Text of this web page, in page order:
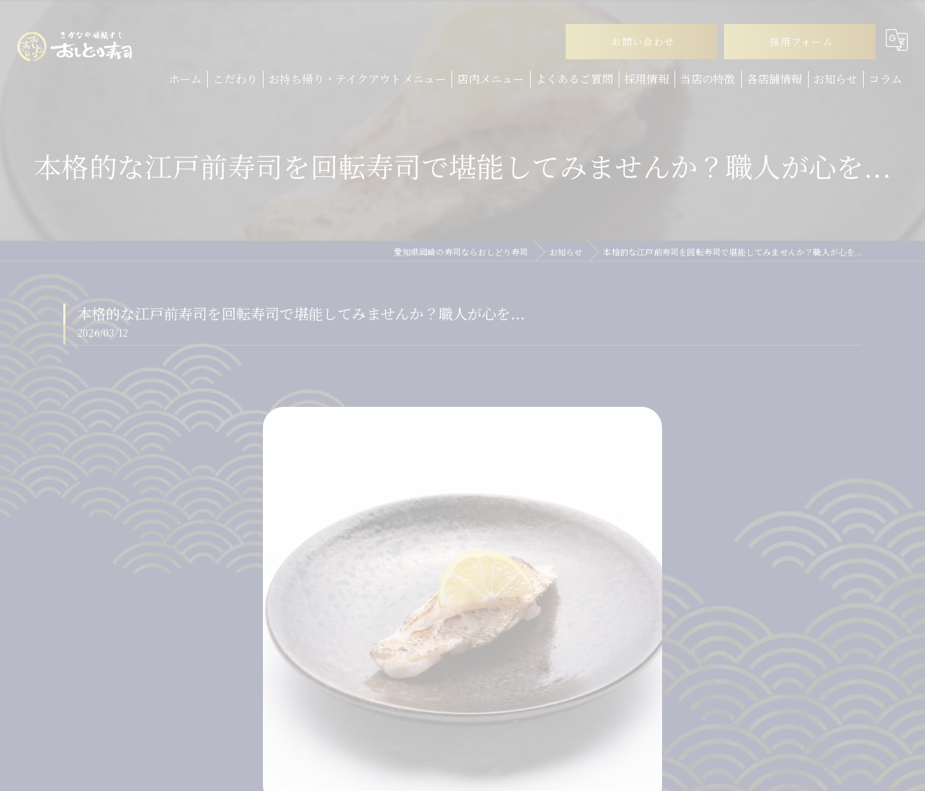
お問い合わせ 採用フォーム
ホーム こだわり お持ち帰り・テイクアウトメニュー 店内メニュー よくあるご質問 採用情報 当店の特徴
ディナー
回転寿司
各店舗情報 お知らせ コラム
本格的な江戸前寿司を回転寿司で堪能してみませんか？職人が心を...
愛知県岡崎の寿司ならおしどり寿司 お知らせ 本格的な江戸前寿司を回転寿司で堪能してみませんか？職人が心を...
本格的な江戸前寿司を回転寿司で堪能してみませんか？職人が心を...
2026/03/12